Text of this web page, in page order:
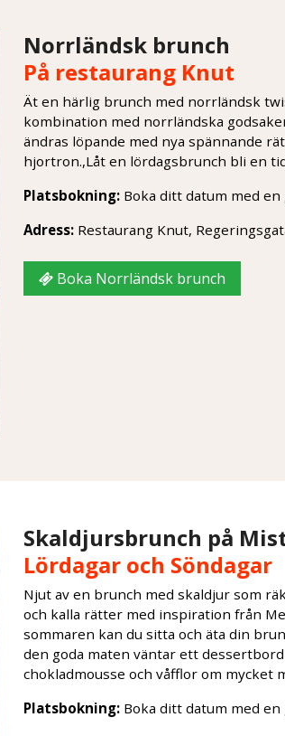
Norrländsk brunch
På restaurang Knut
Ät en härlig brunch med norrländsk
kombination med norrländska
ändras löpande med nya spännande
hjortron.,Låt en lördagsbrunch bli en
Platsbokning: Boka ditt datum med en
Adress: Restaurang Knut,
Boka Norrländsk brunch
Skaldjursbrunch på
Lördagar och Söndagar
Njut av en brunch med skaldjur som
och kalla rätter med inspiration från
sommaren kan du sitta och äta din
den goda maten väntar ett
chokladmousse och våfflor om mycket
Platsbokning: Boka ditt datum med en